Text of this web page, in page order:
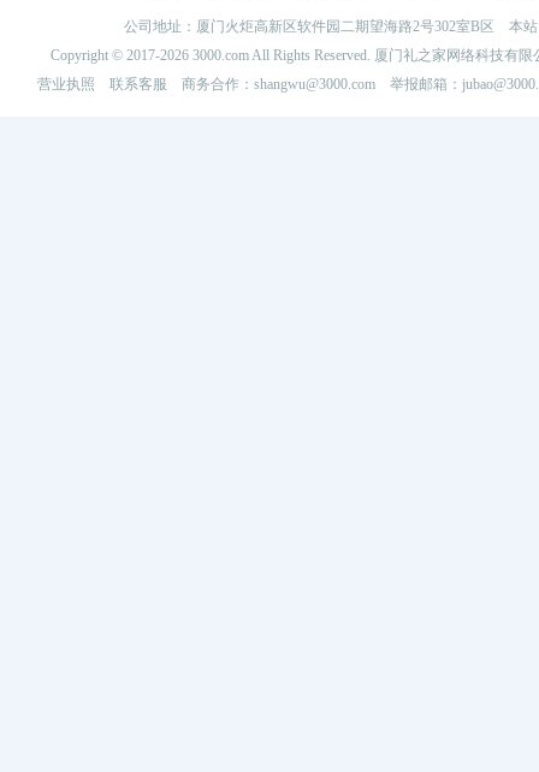
公司地址：厦门火炬高新区软件园二期望海路2号302室B区 本
Copyright © 2017-2026 3000.com All Rights Reserved. 厦门礼之家网络科技
营业执照
联系客服 商务合作：shangwu@3000.com 举报邮箱：